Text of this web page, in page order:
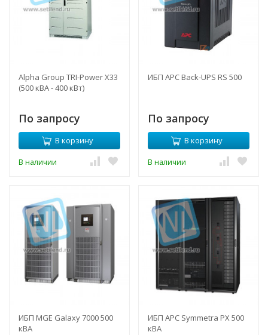
Alpha Group TRI-Power X33
(500 кВА - 400 кВт)
По запросу
В корзину
В наличии
ИБП APC Back-UPS RS 500
По запросу
В корзину
В наличии
ИБП MGE Galaxy 7000 500
кВА
ИБП APC Symmetra PX 500
кВА